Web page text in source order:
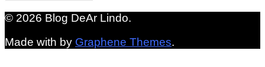
© 2026 Blog DeAr Lindo.
Made with by Graphene Themes.